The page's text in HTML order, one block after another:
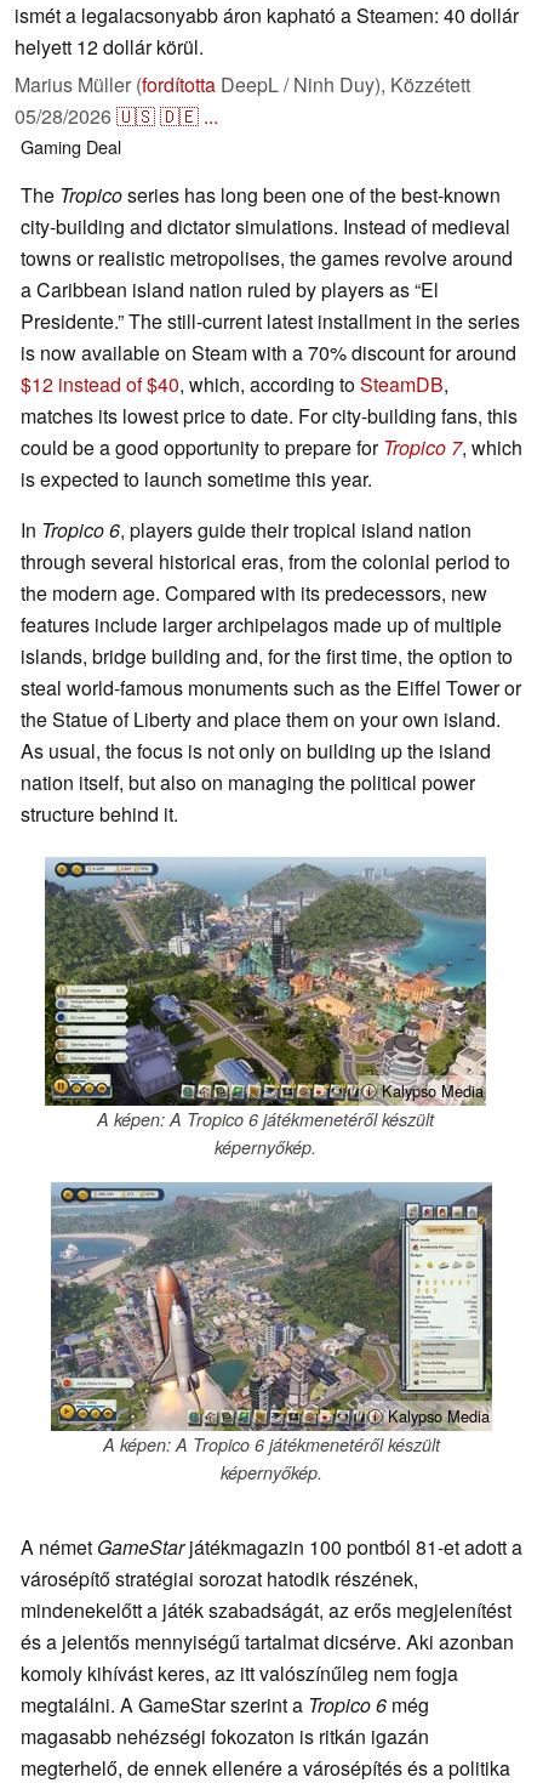
ismét a legalacsonyabb áron kapható a Steamen: 40 dollár
helyett 12 dollár körül.
Marius Müller (fordította DeepL / Ninh Duy), Közzétett
05/28/2026🇺🇸🇩🇪 ...
Gaming Deal
The Tropicoseries has long been one of the best-known
city-building and dictator simulations. Instead of medieval
towns or realistic metropolises, the games revolve around
a Caribbean island nation ruled by players as “El
Presidente.” The still-current latest installment in the series
is now available on Steam with a 70% discount for around
$12 instead of $40, which, according toSteamDB,
matches its lowest price to date. For city-building fans, this
could be a good opportunity to prepare forTropico 7, which
is expected to launch sometime this year.
In Tropico 6, players guide their tropical island nation
through several historical eras, from the colonial period to
the modern age. Compared with its predecessors, new
features include larger archipelagos made up of multiple
islands, bridge building and, for the first time, the option to
steal world-famous monuments such as the Eiffel Tower or
the Statue of Liberty and place them on your own island.
As usual, the focus is not only on building up the island
nation itself, but also on managing the political power
structure behind it.
ⓘ Kalypso Media
A képen: A Tropico 6 játékmenetéről készült
képernyőkép.
ⓘ Kalypso Media
A képen: A Tropico 6 játékmenetéről készült
képernyőkép.
A német GameStarjátékmagazin 100 pontból 81-et adott a
városépítő stratégiai sorozat hatodik részének,
mindenekelőtt a játék szabadságát, az erős megjelenítést
és a jelentős mennyiségű tartalmat dicsérve. Aki azonban
komoly kihívást keres, az itt valószínűleg nem fogja
megtalálni. A GameStar szerint a Tropico 6 még
magasabb nehézségi fokozaton is ritkán igazán
megterhelő, de ennek ellenére a városépítés és a politika